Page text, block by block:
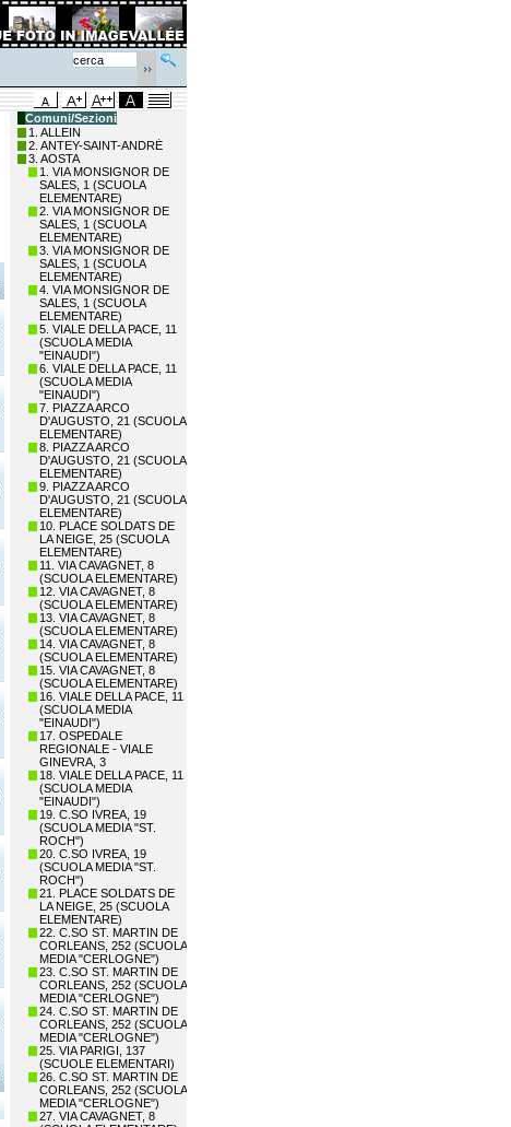
Comuni/Sezioni
1. ALLEIN
2. ANTEY-SAINT-ANDRÉ
3. AOSTA
1. VIA MONSIGNOR DE
SALES, 1 (SCUOLA
ELEMENTARE)
2. VIA MONSIGNOR DE
SALES, 1 (SCUOLA
ELEMENTARE)
3. VIA MONSIGNOR DE
SALES, 1 (SCUOLA
ELEMENTARE)
4. VIA MONSIGNOR DE
SALES, 1 (SCUOLA
ELEMENTARE)
5. VIALE DELLA PACE, 11
(SCUOLA MEDIA
"EINAUDI")
6. VIALE DELLA PACE, 11
(SCUOLA MEDIA
"EINAUDI")
7. PIAZZA ARCO
D'AUGUSTO, 21 (SCUOLA
ELEMENTARE)
8. PIAZZA ARCO
D'AUGUSTO, 21 (SCUOLA
ELEMENTARE)
9. PIAZZA ARCO
D'AUGUSTO, 21 (SCUOLA
ELEMENTARE)
10. PLACE SOLDATS DE
LA NEIGE, 25 (SCUOLA
ELEMENTARE)
11. VIA CAVAGNET, 8
(SCUOLA ELEMENTARE)
12. VIA CAVAGNET, 8
(SCUOLA ELEMENTARE)
13. VIA CAVAGNET, 8
(SCUOLA ELEMENTARE)
14. VIA CAVAGNET, 8
(SCUOLA ELEMENTARE)
15. VIA CAVAGNET, 8
(SCUOLA ELEMENTARE)
16. VIALE DELLA PACE, 11
(SCUOLA MEDIA
"EINAUDI")
17. OSPEDALE
REGIONALE - VIALE
GINEVRA, 3
18. VIALE DELLA PACE, 11
(SCUOLA MEDIA
"EINAUDI")
19. C.SO IVREA, 19
(SCUOLA MEDIA "ST.
ROCH")
20. C.SO IVREA, 19
(SCUOLA MEDIA "ST.
ROCH")
21. PLACE SOLDATS DE
LA NEIGE, 25 (SCUOLA
ELEMENTARE)
22. C.SO ST. MARTIN DE
CORLEANS, 252 (SCUOLA
MEDIA "CERLOGNE")
23. C.SO ST. MARTIN DE
CORLEANS, 252 (SCUOLA
MEDIA "CERLOGNE")
24. C.SO ST. MARTIN DE
CORLEANS, 252 (SCUOLA
MEDIA "CERLOGNE")
25. VIA PARIGI, 137
(SCUOLE ELEMENTARI)
26. C.SO ST. MARTIN DE
CORLEANS, 252 (SCUOLA
MEDIA "CERLOGNE")
27. VIA CAVAGNET, 8